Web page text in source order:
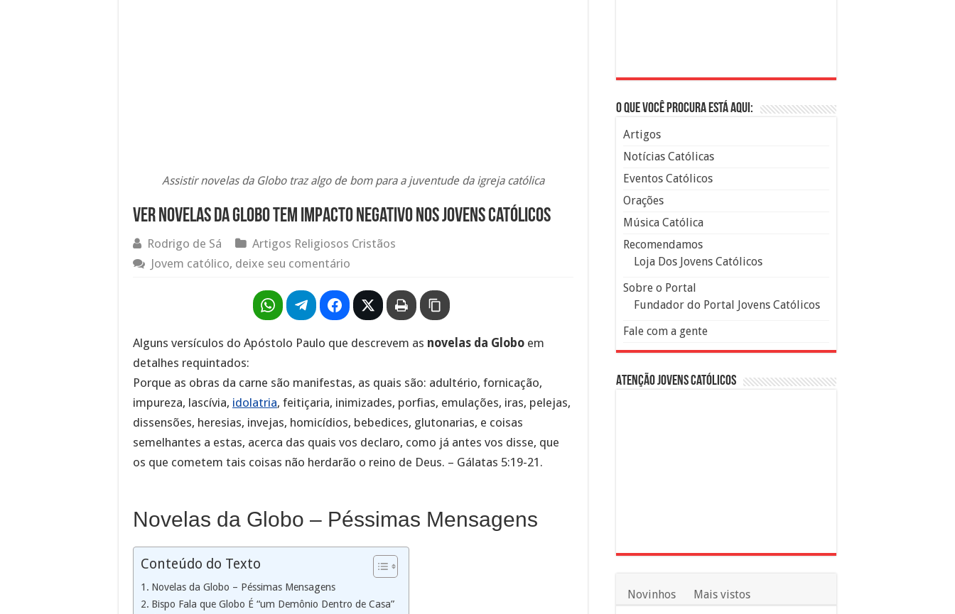
Assistir novelas da Globo traz algo de bom para a juventude da igreja católica
Ver novelas da Globo tem impacto negativo nos jovens católicos
Rodrigo de Sá
Artigos Religiosos Cristãos
Jovem católico, deixe seu comentário
Alguns versículos do Apóstolo Paulo que descrevem as novelas da Globo em
detalhes requintados:
Porque as obras da carne são manifestas, as quais são: adultério, fornicação,
impureza, lascívia, idolatria, feitiçaria, inimizades, porfias, emulações, iras, pelejas,
dissensões, heresias, invejas, homicídios, bebedices, glutonarias, e coisas
semelhantes a estas, acerca das quais vos declaro, como já antes vos disse, que
os que cometem tais coisas não herdarão o reino de Deus. – Gálatas 5:19-21.
Novelas da Globo – Péssimas Mensagens
Conteúdo do Texto
Novelas da Globo – Péssimas Mensagens
Bispo Fala que Globo É “um Demônio Dentro de Casa”
O que você procura está aqui:
Artigos
Notícias Católicas
Eventos Católicos
Orações
Música Católica
Recomendamos
Loja Dos Jovens Católicos
Sobre o Portal
Fundador do Portal Jovens Católicos
Fale com a gente
Atenção Jovens Católicos
Novinhos Mais vistos